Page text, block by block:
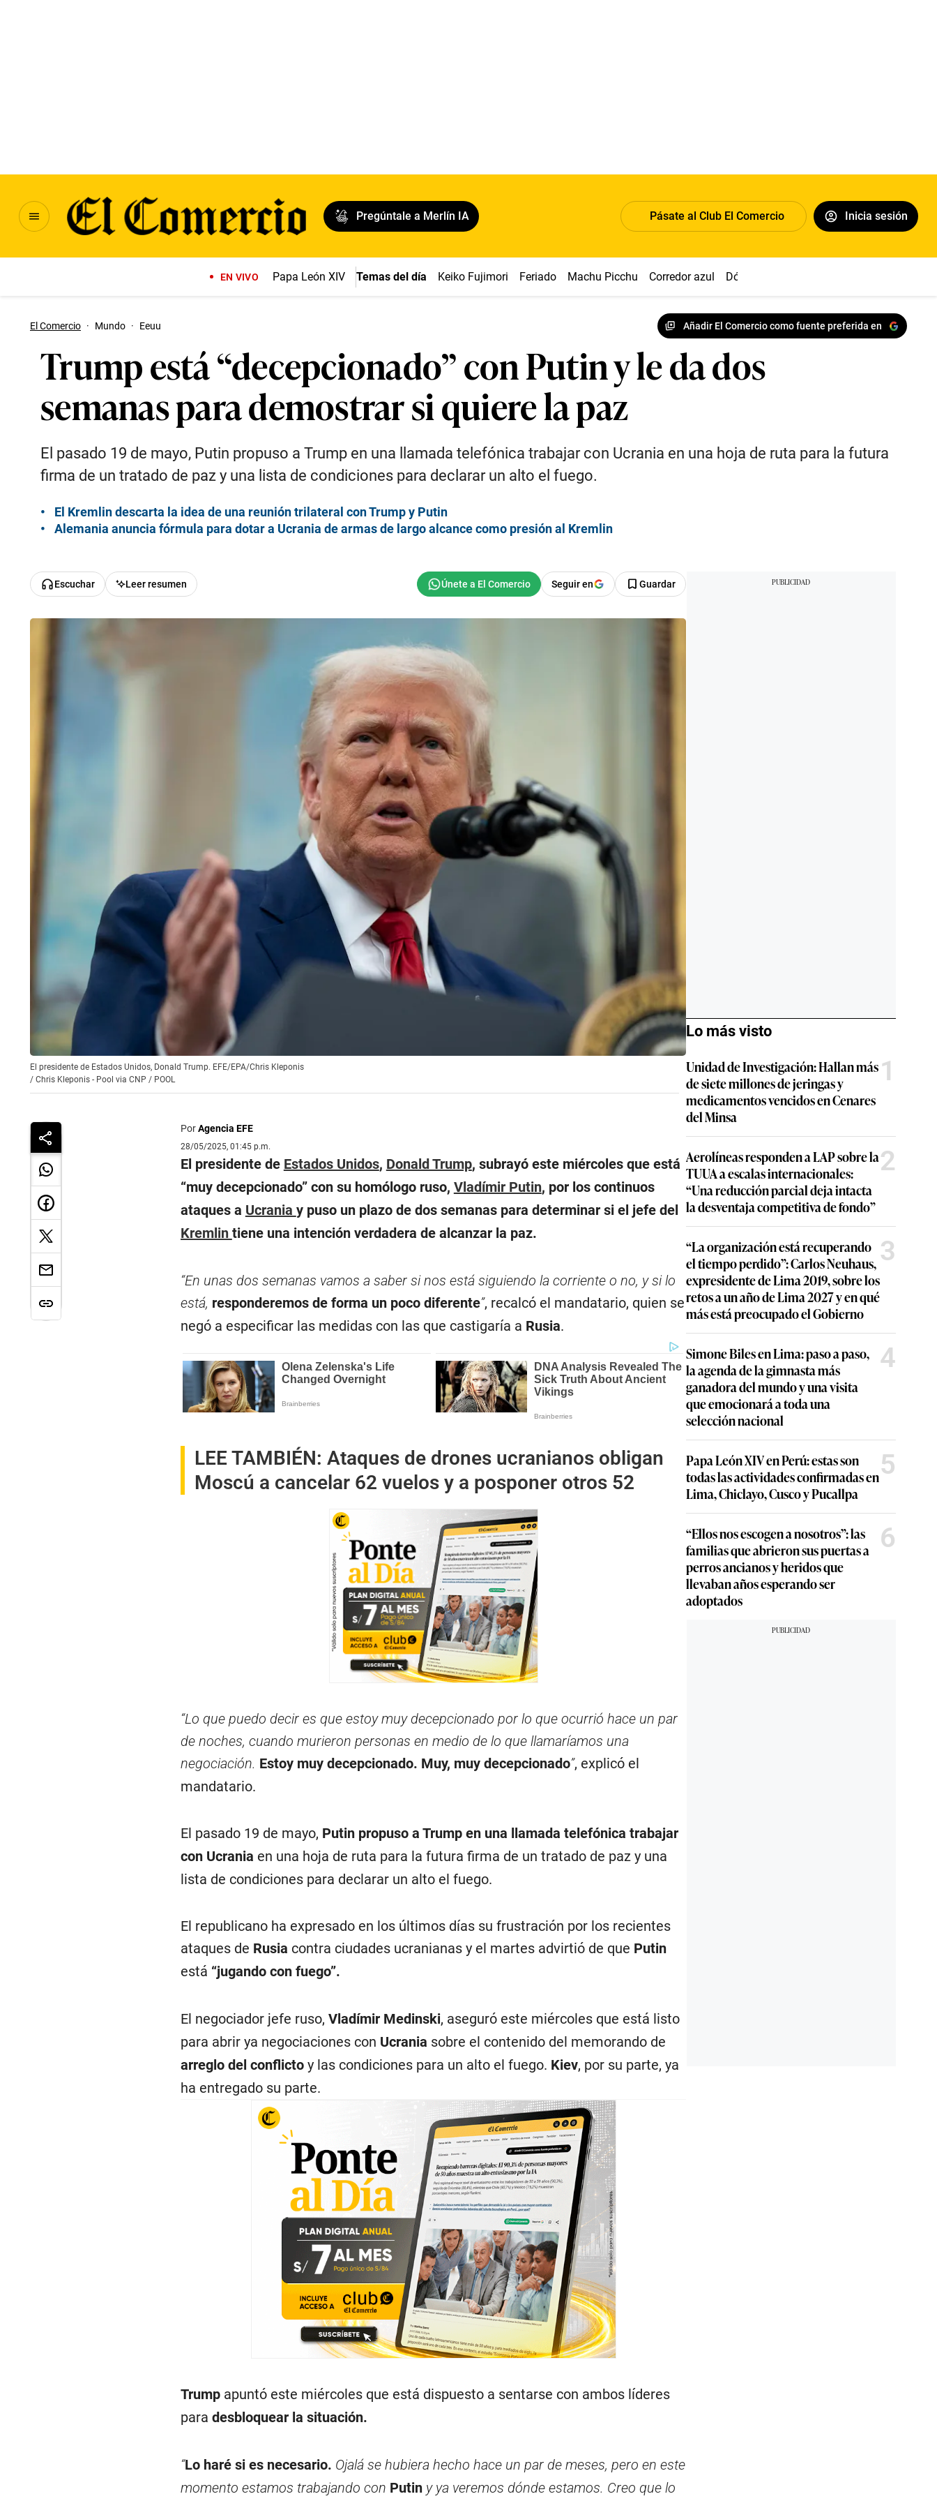
Pregúntale a Merlín IA Pásate al Club El Comercio Inicia sesión
EN VIVO Papa León XIV Temas del día Keiko Fujimori Feriado Machu Picchu Corredor azul Dólar
El Comercio · Mundo · Eeuu Añadir El Comercio como fuente preferida en
Trump está “decepcionado” con Putin y le da dos
semanas para demostrar si quiere la paz
El pasado 19 de mayo, Putin propuso a Trump en una llamada telefónica trabajar con Ucrania en una hoja de ruta para la futura
firma de un tratado de paz y una lista de condiciones para declarar un alto el fuego.
El Kremlin descarta la idea de una reunión trilateral con Trump y Putin
Alemania anuncia fórmula para dotar a Ucrania de armas de largo alcance como presión al Kremlin
Escuchar Leer resumen Seguir en Guardar
El presidente de Estados Unidos, Donald Trump. EFE/EPA/Chris Kleponis
/ Chris Kleponis - Pool via CNP / POOL
PorAgencia EFE
28/05/2025, 01:45 p.m.
El presidente de Estados Unidos, Donald Trump, subrayó este miércoles que está
“muy decepcionado” con su homólogo ruso, Vladímir Putin, por los continuos
ataques a Ucrania y puso un plazo de dos semanas para determinar si el jefe del
Kremlin tiene una intención verdadera de alcanzar la paz.
“En unas dos semanas vamos a saber si nos está siguiendo la corriente o no, y si lo
está, responderemos de forma un poco diferente”, recalcó el mandatario, quien se
negó a especificar las medidas con las que castigaría a Rusia.
LEE TAMBIÉN: Ataques de drones ucranianos obligan
Moscú a cancelar 62 vuelos y a posponer otros 52
“Lo que puedo decir es que estoy muy decepcionado por lo que ocurrió hace un par
de noches, cuando murieron personas en medio de lo que llamaríamos una
negociación. Estoy muy decepcionado. Muy, muy decepcionado”, explicó el
mandatario.
El pasado 19 de mayo, Putin propuso a Trump en una llamada telefónica trabajar
con Ucrania en una hoja de ruta para la futura firma de un tratado de paz y una
lista de condiciones para declarar un alto el fuego.
El republicano ha expresado en los últimos días su frustración por los recientes
ataques de Rusia contra ciudades ucranianas y el martes advirtió de que Putin
está “jugando con fuego”.
El negociador jefe ruso, Vladímir Medinski, aseguró este miércoles que está listo
para abrir ya negociaciones con Ucrania sobre el contenido del memorando de
arreglo del conflicto y las condiciones para un alto el fuego. Kiev, por su parte, ya
ha entregado su parte.
Trump apuntó este miércoles que está dispuesto a sentarse con ambos líderes
para desbloquear la situación.
“Lo haré si es necesario. Ojalá se hubiera hecho hace un par de meses, pero en este
momento estamos trabajando con Putin y ya veremos dónde estamos. Creo que lo
Lo más visto
Unidad de Investigación: Hallan más
de siete millones de jeringas y
medicamentos vencidos en Cenares
del Minsa
1
Aerolíneas responden a LAP sobre la
TUUA a escalas internacionales:
“Una reducción parcial deja intacta
la desventaja competitiva de fondo”
2
“La organización está recuperando
el tiempo perdido”: Carlos Neuhaus,
expresidente de Lima 2019, sobre los
retos a un año de Lima 2027 y en qué
más está preocupado el Gobierno
3
Simone Biles en Lima: paso a paso,
la agenda de la gimnasta más
ganadora del mundo y una visita
que emocionará a toda una
selección nacional
4
Papa León XIV en Perú: estas son
todas las actividades confirmadas en
Lima, Chiclayo, Cusco y Pucallpa
5
“Ellos nos escogen a nosotros”: las
familias que abrieron sus puertas a
perros ancianos y heridos que
llevaban años esperando ser
adoptados
6